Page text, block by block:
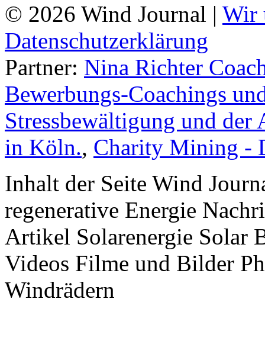
© 2026 Wind Journal | Wir
Datenschutzerklärung
Partner: Nina Richter
Bewerbungs-Coachings
Stressbewältigung und
in Köln., Charity Mining -
Inhalt der Seite Wind
regenerative Energie
Artikel Solarenergie Solar
Videos Filme und Bilder
Windrädern